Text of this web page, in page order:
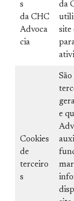
s
da CHC
Advoca
cia
da
site
Cookies
de
terceiro
s
e